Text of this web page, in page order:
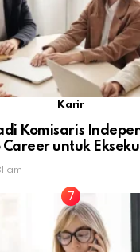
Karir
Komisaris
Career untuk
am